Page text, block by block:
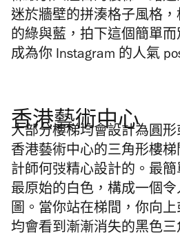
迷於牆壁的拼湊格子風格
的綠與藍，拍下這個簡單
成為你 Instagram 的人氣
香港藝術中心
大部分樓梯均會設計為圓
香港藝術中心的三角形樓
計師何弢精心設計的。最
最原始的白色，構成一個
圖。當你站在梯間，你向上
均會看到漸漸消失的黑色